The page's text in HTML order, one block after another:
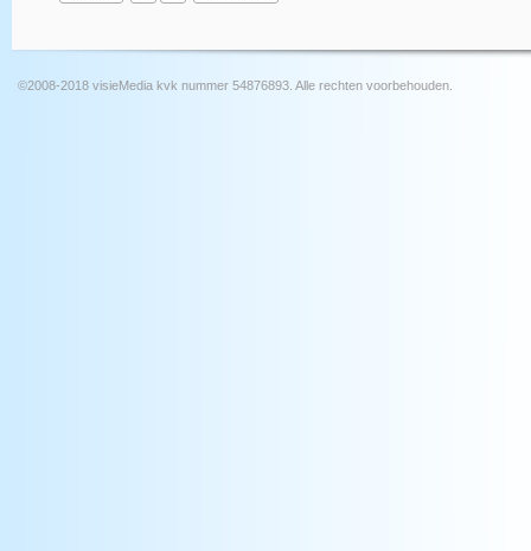
©2008-2018 visieMedia kvk nummer 54876893. Alle rechten voorbehouden.